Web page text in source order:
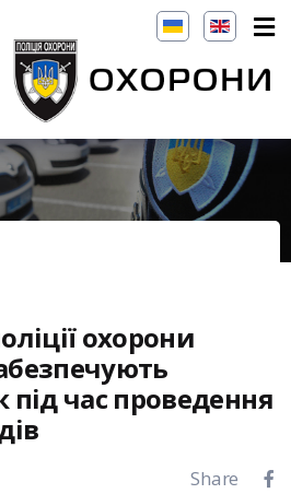
охорони
під час проведення
Share